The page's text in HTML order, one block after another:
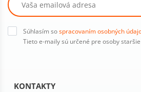
KONTAKTY
Súhlasím sospracovaním osobných
Tieto e-maily sú určené pre osoby